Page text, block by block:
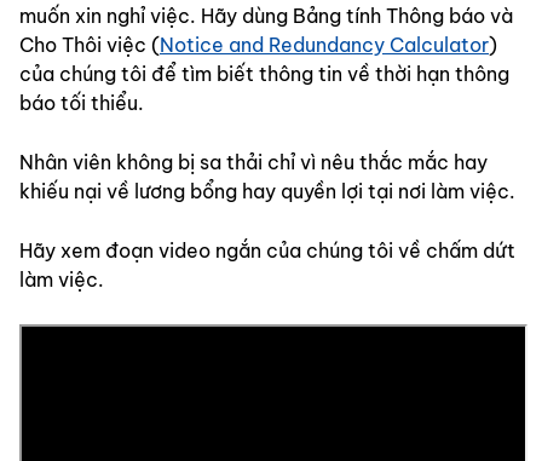
muốn xin nghỉ việc. Hãy dùng Bảng tính Thông báo và
Cho Thôi việc (Notice and Redundancy Calculator)
của chúng tôi để tìm biết thông tin về thời hạn thông
báo tối thiểu.
Nhân viên không bị sa thải chỉ vì nêu thắc mắc hay
khiếu nại về lương bổng hay quyền lợi tại nơi làm việc.
Hãy xem đoạn video ngắn của chúng tôi về chấm dứt
làm việc.